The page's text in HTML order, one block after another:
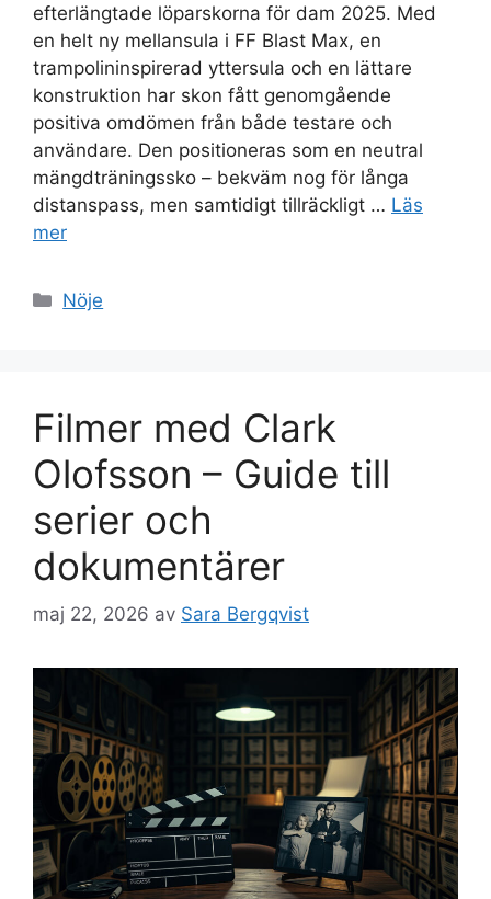
efterlängtade löparskorna för dam 2025. Med
en helt ny mellansula i FF Blast Max, en
trampolininspirerad yttersula och en lättare
konstruktion har skon fått genomgående
positiva omdömen från både testare och
användare. Den positioneras som en neutral
mängdträningssko – bekväm nog för långa
distanspass, men samtidigt tillräckligt … Läs
mer
Kategorier
Nöje
Filmer med Clark
Olofsson – Guide till
serier och
dokumentärer
maj 22, 2026 av Sara Bergqvist